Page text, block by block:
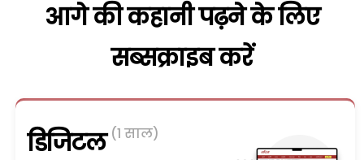
आगे की कहानी पढ़ने के लिए
सब्सक्राइब करें
डिजिटल (1 साल)